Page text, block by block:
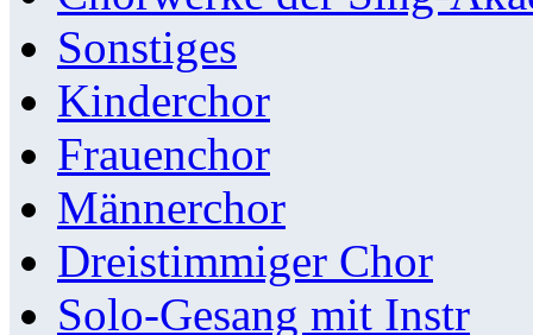
Sonstiges
Kinderchor
Frauenchor
Männerchor
Dreistimmiger Chor
Solo-Gesang mit Instr